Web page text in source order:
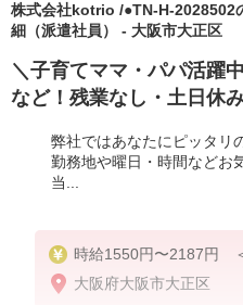
株式会社kotrio /●TN-H-2028502
細（派遣社員） - 大阪市大正区
＼子育てママ・パパ活躍
など！残業なし・土日休
弊社ではあなたにピッタリ
勤務地や曜日・時間などお
当...
時給1550円〜2187円
全支給(ガソリン代含む)＞
大阪府大阪市大正区